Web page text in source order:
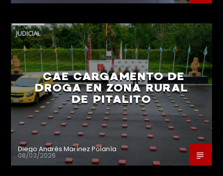
JUDICIAL
CAE CARGAMENTO DE
DROGA EN ZONA RURAL
DE PITALITO
Diego Andrés Marínez Polanía
08/03/2026